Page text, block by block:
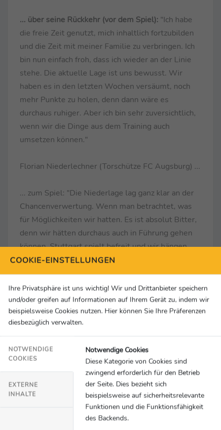
... über seine Rückkehr (vor dem Spiel): "Ich habe
die freie Zeit genutzt, mich inhaltlich fortzubilden
und die Zeit mit meiner Familie zu verbringen. Ich
bin nun einfach froh, dass ich wieder an der Linie
stehe. Die aktuelle Lage ist uns bewusst. Wir
haben es in den letzten Wochen versäumt, noch
mehr Punkte zu holen, denn dann wäre es
durchaus ruhiger. Aber ich bin sehr zuversichtlich,
wenn wir die Dinge aus dem Training auch
umsetzen können."
Florian Niederlechner (Torschütze FC Augsburg) ...
... zum Spiel: "Die Niederlage lag ganz klar an der
Chancenverwertung. Wenn man betrachtet, was
für Möglichkeiten wir hatten. Es ist absolut Bitter,
denn wir hätten durchaus auch in Führung gehen
können. Stuttgart spielt befreit und wir hängen
unten drin und dann verliert man so ein Spiel, wo
man denkt, man kann es eigentlich gar nicht
verlieren. Man muss die Kritik akzeptieren, denn
der zweite Gegentreffer ist einfach viel zu schlecht
verteidigt. Aber es ist so. Wir müssen nun den
Mund abwischen und diesen Treffer verdauen. Ich
besser machen werden."
... zum Trainerwechsel:"Die letzten Wochen waren
keine leichte Zeit für mich. Ich habe es auch
absolut nicht verstanden, dass ich nicht gespielt
habe, weil ich in der Rückrunde wieder richtig gut
COOKIE-EINSTELLUNGEN
Ihre Privatsphäre ist uns wichtig! Wir und Drittanbieter speichern
und/oder greifen auf Informationen auf Ihrem Gerät zu, indem wir
beispielsweise Cookies nutzen. Hier können Sie Ihre Präferenzen
diesbezüglich verwalten.
NOTWENDIGE
COOKIES
EXTERNE
INHALTE
Notwendige Cookies
Diese Kategorie von Cookies sind
zwingend erforderlich für den Betrieb
der Seite. Dies bezieht sich
beispielsweise auf sicherheitsrelevante
Funktionen und die Funktionsfähigkeit
des Backends.